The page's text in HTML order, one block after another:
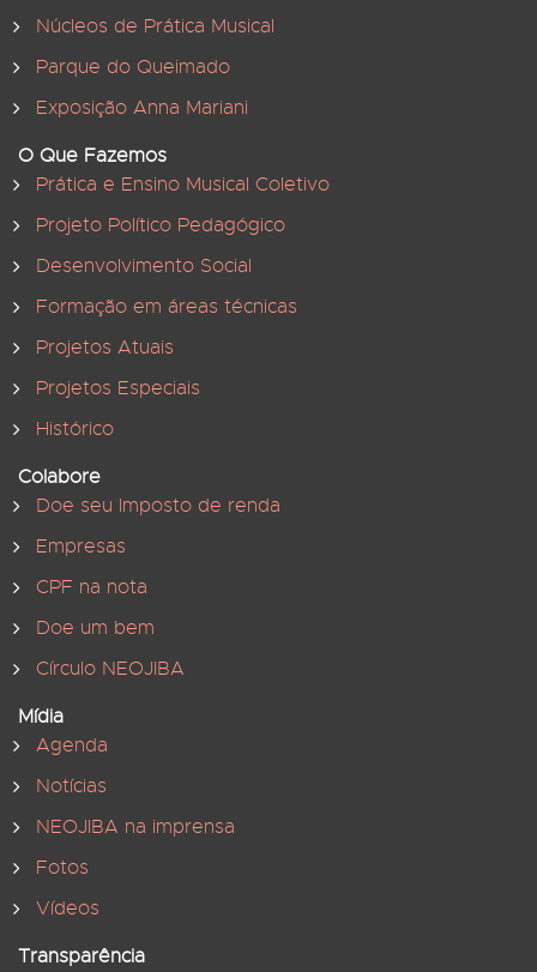
Núcleos de Prática Musical
Parque do Queimado
Exposição Anna Mariani
O Que Fazemos
Prática e Ensino Musical Coletivo
Projeto Político Pedagógico
Desenvolvimento Social
Formação em áreas técnicas
Projetos Atuais
Projetos Especiais
Histórico
Colabore
Doe seu Imposto de renda
Empresas
CPF na nota
Doe um bem
Círculo NEOJIBA
Mídia
Agenda
Notícias
NEOJIBA na imprensa
Fotos
Vídeos
Transparência